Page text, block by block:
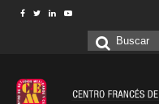
Buscar